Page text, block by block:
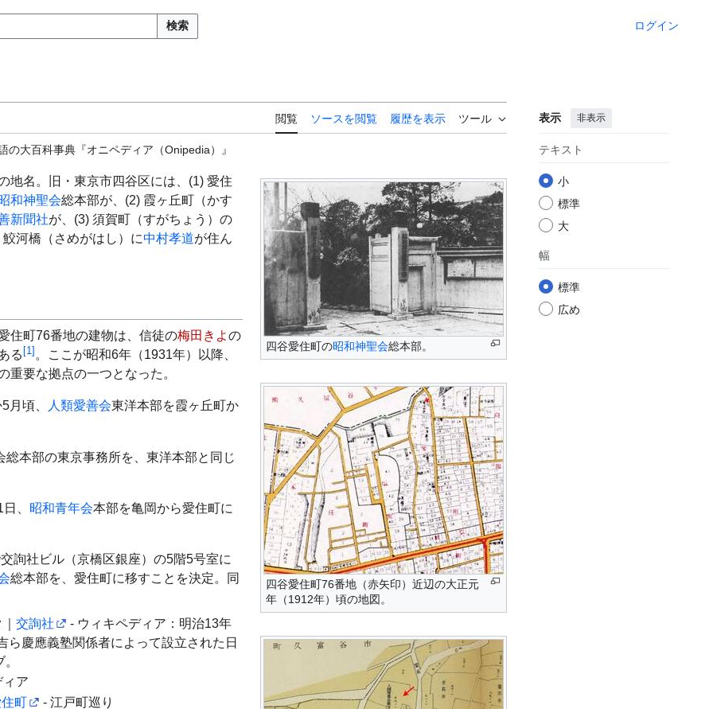
検索 ログイン
閲覧 ソースを閲覧 履歴を表示 ツール 表示 非表示
テキスト
小
標準
大
幅
標準
広め
の大百科事典『オニペディア（Onipedia）』
四谷愛住町の昭和神聖会総本部。
地名。旧・東京市四谷区には、(1) 愛住
和神聖会総本部が、(2) 霞ヶ丘町（かす
新聞社が、(3) 須賀町（すがちょう）の
鮫河橋（さめがはし）に中村孝道が住ん
四谷愛住町76番地（赤矢印）近辺の大正元
年（1912年）頃の地図。
住町76番地の建物は、信徒の梅田きよの
る [1] 。ここが昭和6年（1931年）以降、
重要な拠点の一つとなった。
月頃、 人類愛善会東洋本部を霞ヶ丘町か
総本部の東京事務所を、東洋本部と同じ
、 昭和青年会本部を亀岡から愛住町に
詢社ビル（京橋区銀座）の5階5号室に
総本部を、愛住町に移すことを決定。同
交詢社
- ウィキペディア：明治13年
ら慶應義塾関係者によって設立された日
ィア
町
- 江戸町巡り